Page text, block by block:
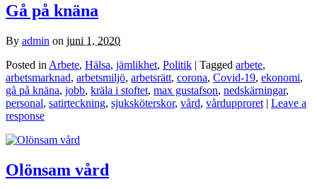
Gå på knäna
By admin on juni 1, 2020
Posted in Arbete, Hälsa, jämlikhet, Politik | Tagged arbete,
arbetsmarknad, arbetsmiljö, arbetsrätt, corona, Covid-19, ekonomi,
gå på knäna, jobb, kräla i stoftet, max gustafson, nedskärningar,
personal, satirteckning, sjuksköterskor, vård, vårdupproret | Leave a
response
Olönsam vård